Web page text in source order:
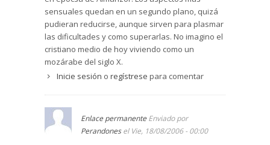
sensuales quedan en un segundo plano, quizá
pudieran reducirse, aunque sirven para plasmar
las dificultades y como superarlas. No imagino el
cristiano medio de hoy viviendo como un
mozárabe del siglo X.
Inicie sesión o regístrese para comentar
Enlace permanente Enviado por
Perandonesel Vie, 18/08/2006 - 00:00